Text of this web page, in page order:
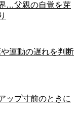
…父親の自覚を芽
運動の遅れを判断
ップ寸前のときに